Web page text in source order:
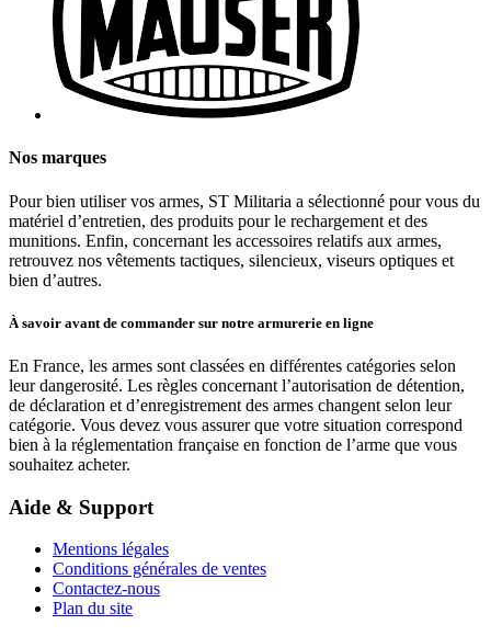
Nos marques
Pour bien utiliser vos armes, ST Militaria a sélectionné pour vous du
matériel d’entretien, des produits pour le rechargement et des
munitions. Enfin, concernant les accessoires relatifs aux armes,
retrouvez nos vêtements tactiques, silencieux, viseurs optiques et
bien d’autres.
À savoir avant de commander sur notre armurerie en ligne
En France, les armes sont classées en différentes catégories selon
leur dangerosité. Les règles concernant l’autorisation de détention,
de déclaration et d’enregistrement des armes changent selon leur
catégorie. Vous devez vous assurer que votre situation correspond
bien à la réglementation française en fonction de l’arme que vous
souhaitez acheter.
Aide & Support
Mentions légales
Conditions générales de ventes
Contactez-nous
Plan du site